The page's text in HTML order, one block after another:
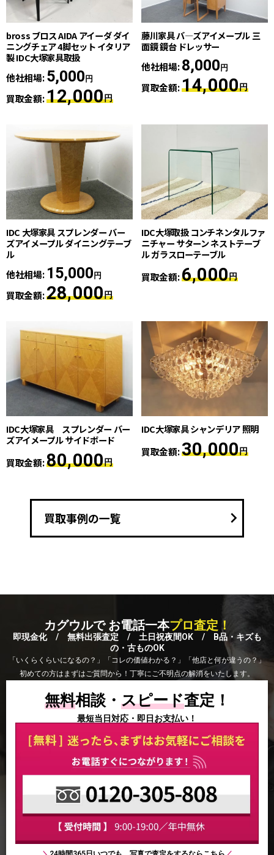
bross ブロス AIDA アイーダ ダイ
ニングチェア 4脚セット イタリア
製 IDC大塚家具取扱
他社相場: 5,000 円
買取金額:12,000円
藤川家具 バ―ズアイメープル 三
面鏡 鏡台 ドレッサー
他社相場: 8,000 円
買取金額:14,000円
IDC 大塚家具 スプレンダー バー
ズアイメープル ダイニングテーブ
ル
他社相場: 15,000 円
買取金額:28,000円
IDC大塚取扱 コンチネンタルファ
ニチャー サターン ネストテーブ
ル ガラスローテーブル
買取金額:6,000円
IDC大塚家具 スプレンダー バー
ズアイメープル サイドボード
買取金額:80,000円
IDC大塚家具 シャンデリア 照明
買取金額:30,000円
買取事例の一覧 keyboard_arrow_right
カグウルで お電話一本プロ査定！
即現金化 / 無料出張査定 / 土日祝夜間OK / B品・キズも
の・古ものOK
「いくらくらいになるの？」「コレの価値わかる？」「他店と何が違うの？」
初めての方はまずはご質問から！丁寧にご不明点の解消をいたします。
無料相談・ スピード査定！
最短当日対応・即日お支払い！